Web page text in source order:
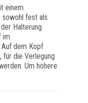
einem
sowohl fest als
Halterung
im
Auf dem Kopf
für die Verlegung
Um höhere